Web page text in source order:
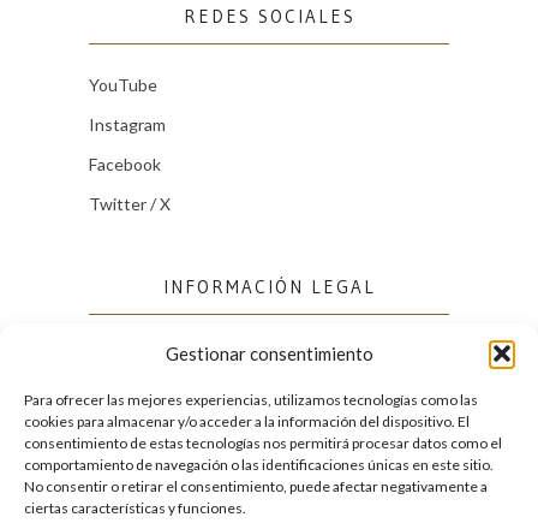
Gestionar consentimiento
Para ofrecer las mejores experiencias, utilizamos tecnologías como las
cookies para almacenar y/o acceder a la información del dispositivo. El
consentimiento de estas tecnologías nos permitirá procesar datos como el
comportamiento de navegación o las identificaciones únicas en este sitio.
No consentir o retirar el consentimiento, puede afectar negativamente a
ciertas características y funciones.
REDES SOCIALES
YouTube
Instagram
Facebook
Twitter / X
INFORMACIÓN LEGAL
Política de cookies (UE)
Política de privacidad
FACEBOOK